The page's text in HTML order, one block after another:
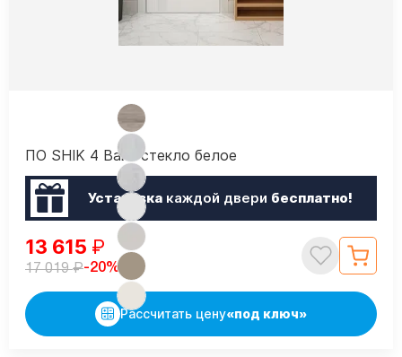
ПО SHIK 4 Вайт стекло белое
Установкакаждой двери бесплатно!
13 615 ₽
17 019₽-20%
Рассчитать цену«под ключ»